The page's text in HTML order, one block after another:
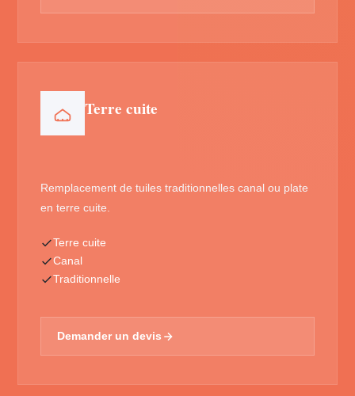
Terre cuite
Remplacement de tuiles traditionnelles canal ou plate
en terre cuite.
Terre cuite
Canal
Traditionnelle
Demander un devis